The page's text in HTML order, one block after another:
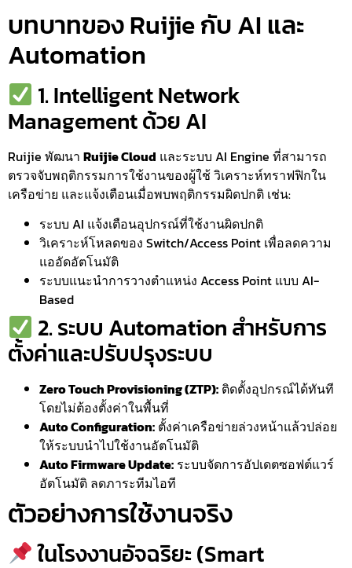
บทบาทของ Ruijie กับ AI และ
Automation
1. Intelligent Network
Management ด้วย AI
Ruijie พัฒนา Ruijie Cloud และระบบ AI Engine ที่สามารถ
ตรวจจับพฤติกรรมการใช้งานของผู้ใช้ วิเคราะห์ทราฟฟิกใน
เครือข่าย และแจ้งเตือนเมื่อพบพฤติกรรมผิดปกติ เช่น:
ระบบ AI แจ้งเตือนอุปกรณ์ที่ใช้งานผิดปกติ
วิเคราะห์โหลดของ Switch/Access Point เพื่อลดความ
แออัดอัตโนมัติ
ระบบแนะนำการวางตำแหน่ง Access Point แบบ AI-
Based
2. ระบบ Automation สำหรับการ
ตั้งค่าและปรับปรุงระบบ
Zero Touch Provisioning (ZTP): ติดตั้งอุปกรณ์ได้ทันที
โดยไม่ต้องตั้งค่าในพื้นที่
Auto Configuration: ตั้งค่าเครือข่ายล่วงหน้าแล้วปล่อย
ให้ระบบนำไปใช้งานอัตโนมัติ
Auto Firmware Update: ระบบจัดการอัปเดตซอฟต์แวร์
อัตโนมัติ ลดภาระทีมไอที
ตัวอย่างการใช้งานจริง
ในโรงงานอัจฉริยะ (Smart